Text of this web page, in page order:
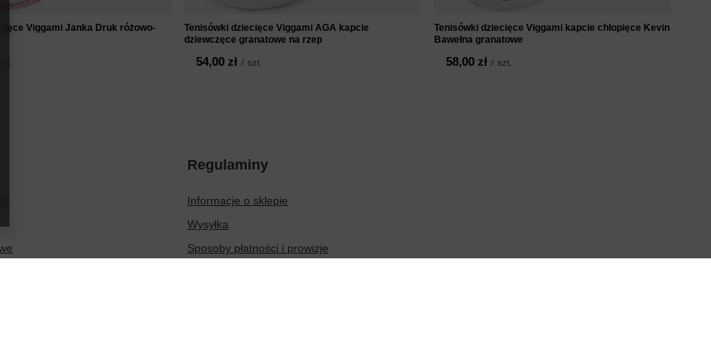
Viggami Janka Druk różowo-
Tenisówki dziecięce Viggami AGA kapcie
dziewczęce granatowe na rzep
54,00 zł / szt.
Tenisówki dziecięce Viggami kapcie chłopięce Kevin
Bawełna granatowe
58,00 zł / szt.
Regulaminy
Informacje o sklepie
Wysyłka
Sposoby płatności i prowizje